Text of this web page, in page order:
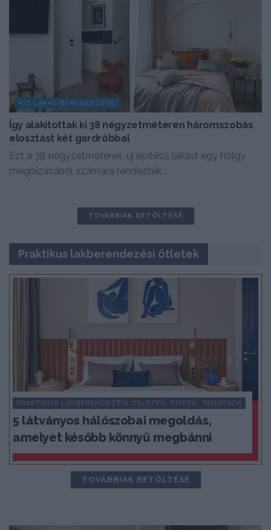
KIS LAKÁS BERENDEZÉSE
Így alakítottak ki 38 négyzetméteren háromszobás
elosztást két gardróbbal
Ezt a 38 négyzetméteres, új építésű lakást egy hölgy
megbízásából számára rendezték...
TOVÁBBIAK BETÖLTÉSE
Praktikus lakberendezési ötletek
PRAKTIKUS LAKBERENDEZÉSI ÖTLETEK, TIPPEK, TANÁCSOK
5 látványos hálószobai megoldás,
amelyet később könnyű megbánni
TOVÁBBIAK BETÖLTÉSE